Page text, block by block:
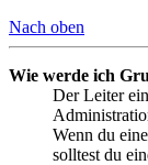
Nach oben
Wie werde ich
Der Leiter
Wenn du
solltest du